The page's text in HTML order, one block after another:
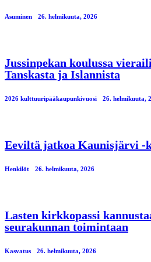
Asuminen 26. helmikuuta, 2026
Jussinpekan koulussa
Tanskasta ja Islannista
2026 kulttuuripääkaupunkivuosi 26. helmikuuta,
Eeviltä jatkoa Kaunisjärvi -
Henkilöt 26. helmikuuta, 2026
Lasten kirkkopassi
seurakunnan toimintaan
Kasvatus 26. helmikuuta, 2026